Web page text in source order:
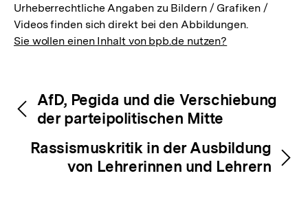
Urheberrechtliche Angaben zu Bildern / Grafiken /
Videos finden sich direkt bei den Abbildungen.
Sie wollen einen Inhalt von bpb.de nutzen?
Inhaltsnavigation
Inhaltsnavigation
AfD, Pegida und die Verschiebung
der parteipolitischen Mitte
Rassismuskritik in der Ausbildung
von Lehrerinnen und Lehrern